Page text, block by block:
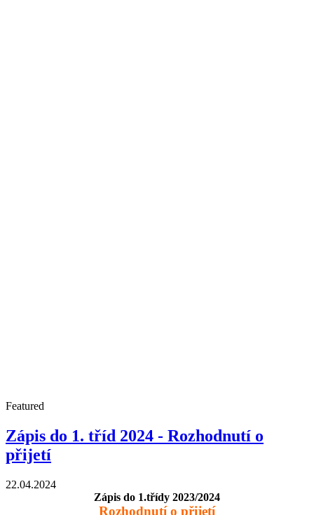
Featured
Zápis do 1. tříd 2024 - Rozhodnutí o
přijetí
22.04.2024
Zápis do 1.třídy 2023/2024
Rozhodnutí o přijetí